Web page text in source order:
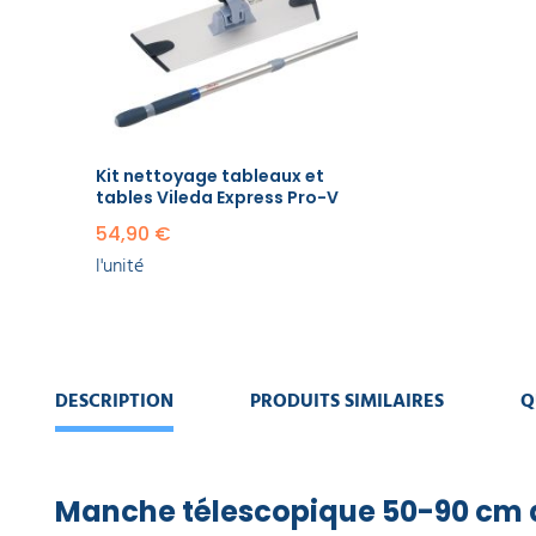
PROTECTION
INDIVIDUELLE
GAMME
PROMOS
54,90 €
l'unité
Kit nettoyage tableaux et
tables Vileda Express Pro-V
54,90 €
l'unité
DESCRIPTION PRODUITS SIMILAIRES
Manche télescopique 50-90